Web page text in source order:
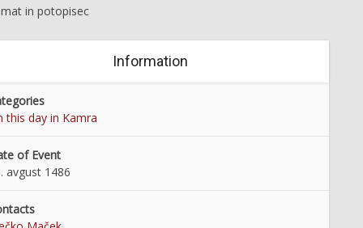
in potopisec
Information
this day in Kamra
of Event
avgust 1486